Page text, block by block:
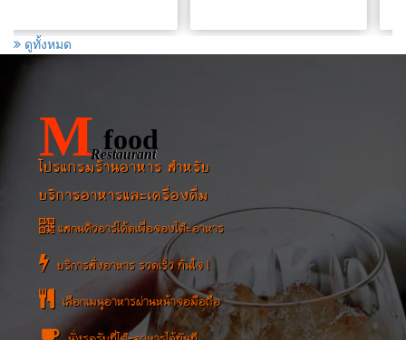
ดูทั้งหมด
M food
Restaurant
โปรแกรมร้านอาหาร สำหรับ
บริการอาหารและเครื่องดื่ม
แสกนคิวอาร์โค้ดเพื่อจองโต๊ะอาหาร
บริการสั่งอาหาร รวดเร็ว ทันใจ !
เลือกเมนูอาหารผ่านหน้าจอมือถือ